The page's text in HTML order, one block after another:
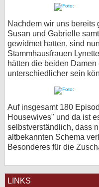
Nachdem wir uns bereits
Susan und Gabrielle
gewidmet hatten, sind
Stammhausfrauen
hätten die beiden
unterschiedlicher sein
Auf insgesamt 180
Housewives" und da ist
selbstverständlich, dass
altbekannten Schema
Besonderes für die
LINKS